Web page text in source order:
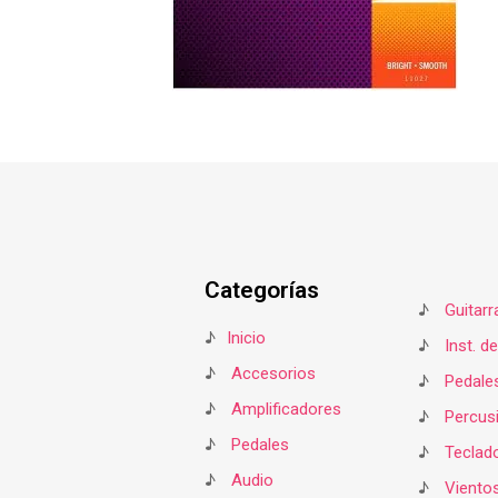
Categorías
♪
Inicio
♪
Accesorios
♪
Amplificadores
♪
Pedales
♪
Audio
♪
♪
Inst.
♪
♪
♪
♪